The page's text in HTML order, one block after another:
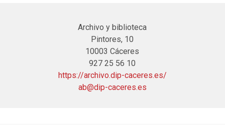
Archivo y biblioteca
Pintores, 10
10003 Cáceres
927 25 56 10
https://archivo.dip-caceres.es/
ab@dip-caceres.es